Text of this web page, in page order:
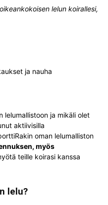
lelun koirallesi,
ja nauha
lelumallistoon ja mikäli olet
aktiivisilla
oman lelumalliston
myös
teille koirasi kanssa
lelu?